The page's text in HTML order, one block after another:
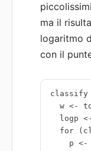
ma il
logaritmo
con il
classify
  w <- tok(query)